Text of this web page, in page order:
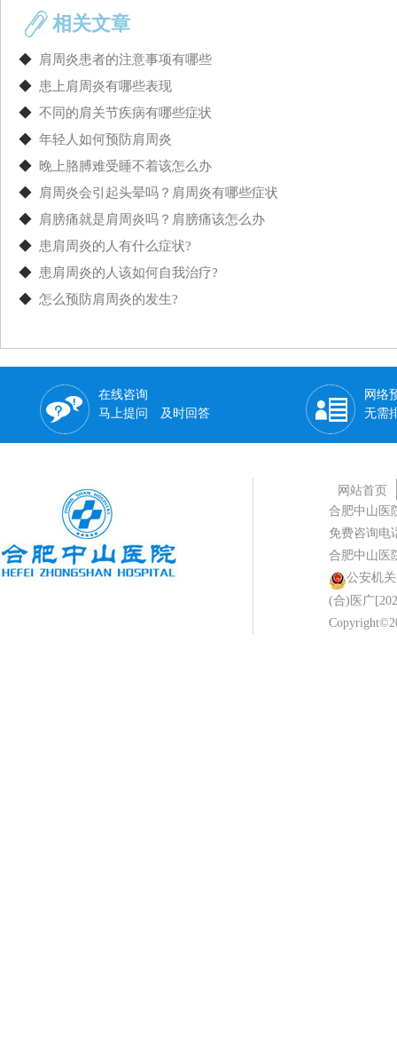
相关文章
◆
肩周炎患者的注意事项有哪些
◆ 患上肩周炎有哪些表现
◆ 不同的肩关节疾病有哪些症状
◆ 年轻人如何预防肩周炎
◆
晚上胳膊难受睡不着该怎么办
◆
肩周炎会引起头晕吗？肩周炎有哪些症状
◆
肩膀痛就是肩周炎吗？肩膀痛该怎么办
◆ 患肩周炎的人有什么症状?
◆ 患肩周炎的人该如何自我治疗?
◆ 怎么预防肩周炎的发生?
在线咨询
马上提问 及时回答
网络
无需
网站首页
合肥中山医
免费咨询电
合肥中山医
公安机关
(合)医广